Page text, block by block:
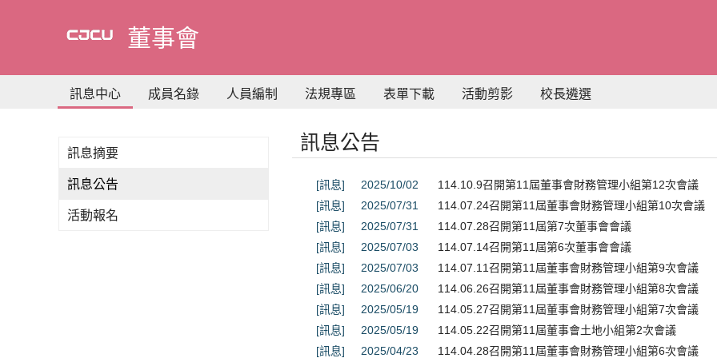
要
容
董事會
訊息中心 成員名錄 人員編制 法規專區 表單下載 活動剪影 校長遴選
訊息公告
[訊息] 2025/10/02
114.10.9召開第11屆董事會財務管理小組第12次會議
[訊息]
2025/07/31
114.07.24召開第11屆董事會財務管理小組第10次會議
[訊息]
2025/07/31
114.07.28召開第11屆第7次董事會會議
[訊息]
2025/07/03
114.07.14召開第11屆第6次董事會會議
[訊息]
2025/07/03
114.07.11召開第11屆董事會財務管理小組第9次會議
[訊息]
2025/06/20
114.06.26召開第11屆董事會財務管理小組第8次會議
[訊息]
2025/05/19
114.05.27召開第11屆董事會財務管理小組第7次會議
[訊息]
2025/05/19
114.05.22召開第11屆董事會土地小組第2次會議
[訊息]
2025/04/23
114.04.28召開第11屆董事會財務管理小組第6次會議
訊息摘要
訊息公告
活動報名